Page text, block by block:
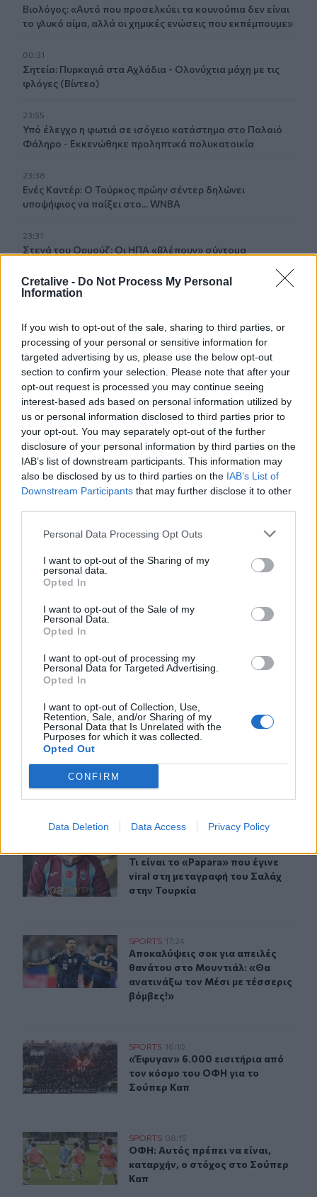
Cretalive - Do Not Process My Personal
Information
If you wish to opt-out of the sale, sharing to third parties, or
processing of your personal or sensitive information for
targeted advertising by us, please use the below opt-out
section to confirm your selection. Please note that after your
opt-out request is processed you may continue seeing
interest-based ads based on personal information utilized by
us or personal information disclosed to third parties prior to
your opt-out. You may separately opt-out of the further
disclosure of your personal information by third parties on the
IAB’s list of downstream participants. This information may
also be disclosed by us to third parties on the IAB’s List of
Downstream Participants that may further disclose it to other
Personal Data Processing Opt Outs
I want to opt-out of the Sharing of my
personal data.
Opted In
I want to opt-out of the Sale of my
Personal Data.
Opted In
I want to opt-out of processing my
Personal Data for Targeted Advertising.
Opted In
I want to opt-out of Collection, Use,
Retention, Sale, and/or Sharing of my
Personal Data that Is Unrelated with the
Purposes for which it was collected.
Opted Out
CONFIRM
Data Deletion Data Access Privacy Policy
Βιολόγος: «Αυτό που προσελκύει τα κουνούπια δεν είναι
το γλυκό αίμα, αλλά οι χημικές ενώσεις που εκπέμπουμε»
00:31
Σητεία: Πυρκαγιά στα Αχλάδια - Ολονύχτια μάχη με τις
φλόγες (Βίντεο)
23:55
Υπό έλεγχο η φωτιά σε ισόγειο κατάστημα στο Παλαιό
Φάληρο - Εκκενώθηκε προληπτικά πολυκατοικία
23:38
Ενές Καντέρ: Ο Τούρκος πρώην σέντερ δηλώνει
υποψήφιος να παίξει στο... WNBA
23:31
Στενά του Ορμούζ: Οι ΗΠΑ «βλέπουν» σύντομα
23:27
στην Αττικοβοιωτία
23:23
Φυλάκιση 15 μηνών στη Βρετανίδα που μέθυσε με την
15χρονη κόρη της και προκάλεσε επεισόδιο στο Κέντρο
Υγείας Σκιάθου
23:11
Ισπανία: Η Μαδρίτη επαναφέρει προσωρινά τους
συνοριακούς ελέγχους για όσους ταξιδεύουν από την
Ιταλία
ΣΧΕΤΙΚA AΡΘΡΑ
Δημοπρατείται η μπάλα των ιστορικών γκολ του
21:11
Δημοπρατείται η μπάλα των
Δημοπρατείται η μπάλα των
1986
Σε ρυθμούς Σούπερ Καπ στον ΟΦΗ
Τι είναι το «Papara» που έγινε viral στη μεταγραφή του
Τι είναι το «Papara» που έγινε
Τι είναι το «Papara» που έγινε
viral στη μεταγραφή του Σαλάχ
στην Τουρκία
Aποκαλύψεις σοκ για απειλές θανάτου στο Μουντιάλ:
SPORTS 17:24
Aποκαλύψεις σοκ για απειλές
Aποκαλύψεις σοκ για απειλές
θανάτου στο Μουντιάλ: «Θα
ανατινάξω τον Μέσι με τέσσερις
βόμβες!»
«Έφυγαν» 6.000 εισιτήρια από τον κόσμο του ΟΦΗ για
SPORTS 16:10
«Έφυγαν» 6.000 εισιτήρια από
«Έφυγαν» 6.000 εισιτήρια από
τον κόσμο του ΟΦΗ για το
Σούπερ Καπ
ΟΦΗ: Αυτός πρέπει να είναι, καταρχήν, ο στόχος στο
SPORTS 08:15
ΟΦΗ: Αυτός πρέπει να είναι,
ΟΦΗ: Αυτός πρέπει να είναι,
καταρχήν, ο στόχος στο Σούπερ
Καπ